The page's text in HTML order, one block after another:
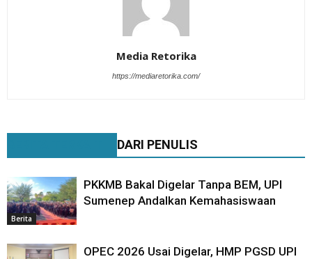
Media Retorika
https://mediaretorika.com/
DARI PENULIS
Berita
PKKMB Bakal Digelar Tanpa BEM, UPI
Sumenep Andalkan Kemahasiswaan
OPEC 2026 Usai Digelar, HMP PGSD UPI